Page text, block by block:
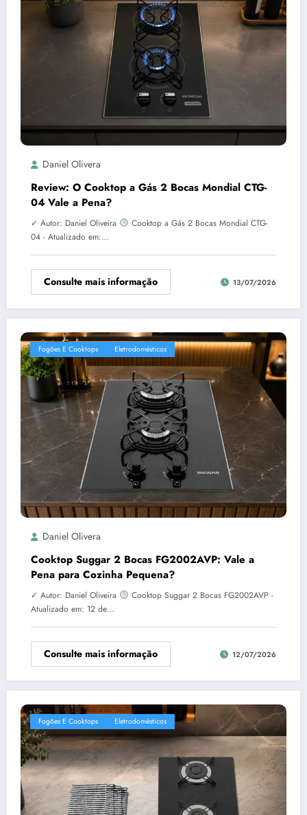
Daniel Olivera
Review: O Cooktop a Gás 2 Bocas Mondial CTG-
04 Vale a Pena?
✓ Autor: Daniel Oliveira
Cooktop a Gás 2 Bocas Mondial CTG-
04 - Atualizado em:…
Consulte mais informação 13/07/2026
Fogões E Cooktops Eletrodomésticos
Daniel Olivera
Cooktop Suggar 2 Bocas FG2002AVP: Vale a
Pena para Cozinha Pequena?
✓ Autor: Daniel Oliveira
Cooktop Suggar 2 Bocas FG2002AVP -
Atualizado em: 12 de…
Consulte mais informação 12/07/2026
Fogões E Cooktops Eletrodomésticos